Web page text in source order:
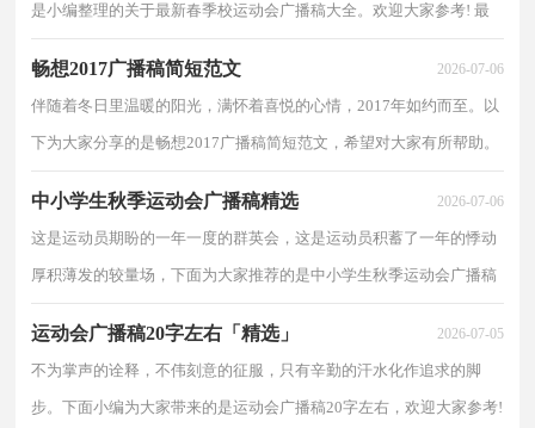
是小编整理的关于最新春季校运动会广播稿大全。欢迎大家参考! 最
听发令的枪声，
畅想2017广播稿简短范文 2026-07-06
伴随着冬日里温暖的阳光，满怀着喜悦的心情，2017年如约而至。以
下为大家分享的是畅想2017广播稿简短范文，希望对大家有所帮助。
中小学生秋季运动会广播稿精选 2026-07-06
这是运动员期盼的一年一度的群英会，这是运动员积蓄了一年的悸动
厚积薄发的较量场，下面为大家推荐的是中小学生秋季运动会广播稿
给大地是一种感慨;
运动会广播稿20字左右「精选」 2026-07-05
不为掌声的诠释，不伟刻意的征服，只有辛勤的汗水化作追求的脚
步。下面小编为大家带来的是运动会广播稿20字左右，欢迎大家参考!